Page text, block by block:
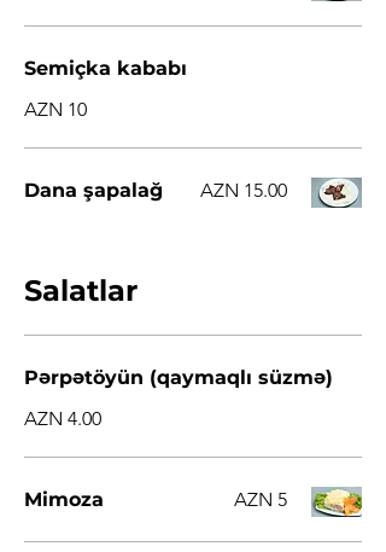
Semiçka kababı
AZN 10
Dana şapalağ AZN 15.00
Salatlar
Pərpətöyün (qaymaqlı süzmə)
AZN 4.00
Mimoza AZN 5